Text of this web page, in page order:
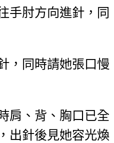
手肘方向進針，同
，同時請她張口慢
肩、背、胸口已全
出針後見她容光煥